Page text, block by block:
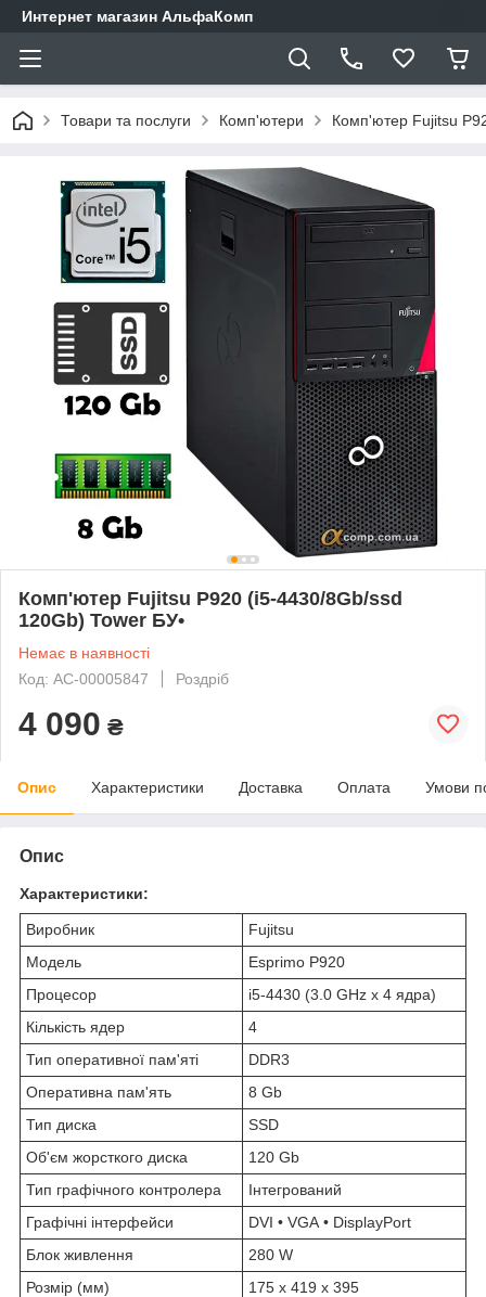
Интернет магазин АльфаКомп
Товари та послуги Комп'ютери Комп'ютер Fujitsu
Комп'ютер Fujitsu P920 (i5-4430/8Gb/ssd
120Gb) Tower БУ•
Немає в наявності
Код: AC-00005847
Роздріб
4 090 ₴
Опис Характеристики Доставка Оплата Умови
Опис
Характеристики:
Виробник
Fujitsu
Модель
Esprimo P920
Процесор
i5-4430 (3.0 GHz x 4 ядра)
Кількість ядер
4
Тип оперативної пам'яті
DDR3
Оперативна пам'ять
8 Gb
Тип диска
SSD
Об'єм жорсткого диска
120 Gb
Тип графічного контролера
Інтегрований
Графічні інтерфейси
DVI • VGA • DisplayPort
Блок живлення
280 W
Розмір (мм)
175 x 419 x 395